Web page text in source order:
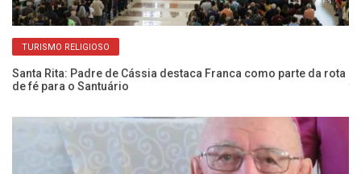
TURISMO RELIGIOSO
Santa Rita: Padre de Cássia destaca Franca como parte da rota
de fé para o Santuário